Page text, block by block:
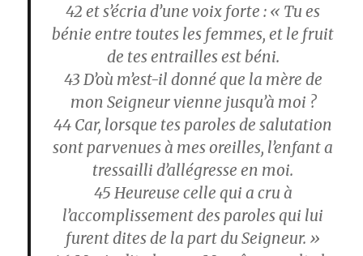
42 et s’écria d’une voix forte : « Tu es
bénie entre toutes les femmes, et le fruit
de tes entrailles est béni.
43 D’où m’est-il donné que la mère de
mon Seigneur vienne jusqu’à moi ?
44 Car, lorsque tes paroles de salutation
sont parvenues à mes oreilles, l’enfant a
tressailli d’allégresse en moi.
45 Heureuse celle qui a cru à
l’accomplissement des paroles qui lui
furent dites de la part du Seigneur. »